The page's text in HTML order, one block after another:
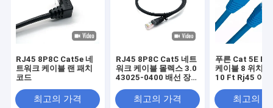
RJ45 8P8C Cat5e 네
트워크 케이블 랜 패치
코드
최고의 가격
RJ45 8P8C Cat5 네트
워크 케이블 몰렉스 3.0
43025-0400 배선 장비
최고의 가격
푸른 Cat 5E
케이블 8 위치
10 Ft Rj45 이
최고의